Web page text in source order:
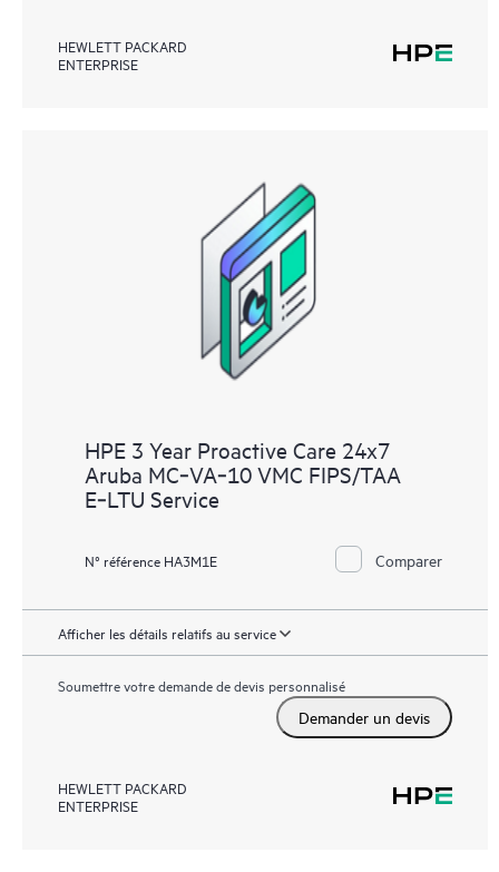
HEWLETT PACKARD
ENTERPRISE
HPE 3 Year Proactive Care 24x7
Aruba MC‑VA‑10 VMC FIPS/TAA
E‑LTU Service
N° référence HA3M1E Comparer
Afficher les détails relatifs au service
Soumettre votre demande de devis personnalisé
Demander un devis
HEWLETT PACKARD
ENTERPRISE